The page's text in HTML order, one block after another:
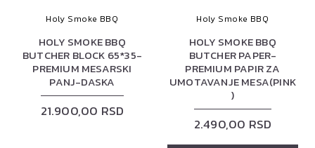
Holy Smoke BBQ
HOLY SMOKE BBQ
BUTCHER BLOCK 65*35-
PREMIUM MESARSKI
PANJ-DASKA
21.900,00 RSD
Holy Smoke BBQ
HOLY SMOKE BBQ
BUTCHER PAPER-
PREMIUM PAPIR ZA
UMOTAVANJE MESA(PINK
)
2.490,00 RSD